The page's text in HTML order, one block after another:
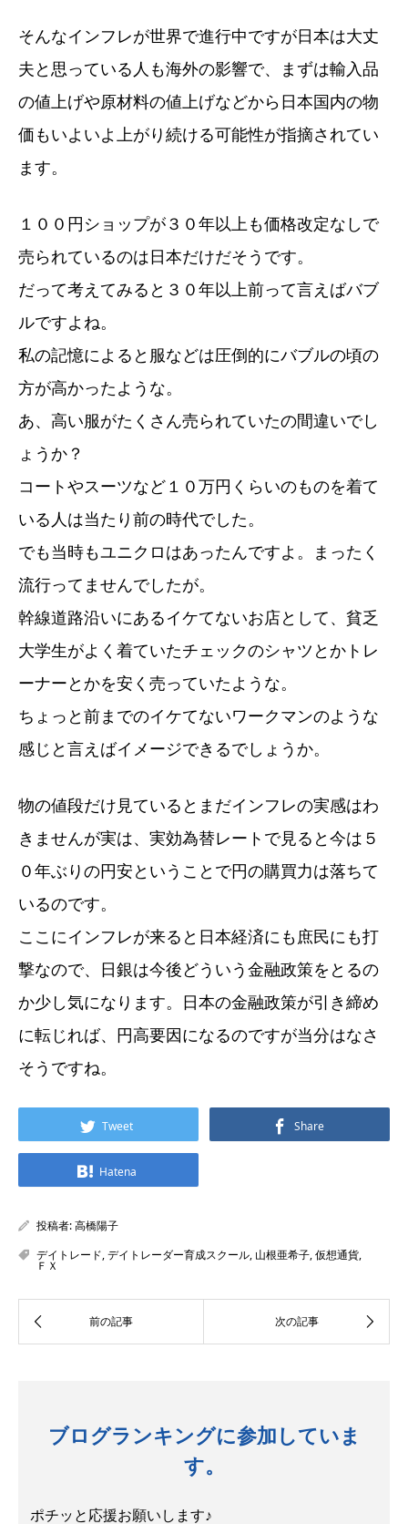
そんなインフレが世界で進行中ですが日本は大丈
夫と思っている人も海外の影響で、まずは輸入品
の値上げや原材料の値上げなどから日本国内の物
価もいよいよ上がり続ける可能性が指摘されてい
ます。
１００円ショップが３０年以上も価格改定なしで
売られているのは日本だけだそうです。
だって考えてみると３０年以上前って言えばバブ
ルですよね。
私の記憶によると服などは圧倒的にバブルの頃の
方が高かったような。
あ、高い服がたくさん売られていたの間違いでし
ょうか？
コートやスーツなど１０万円くらいのものを着て
いる人は当たり前の時代でした。
でも当時もユニクロはあったんですよ。まったく
流行ってませんでしたが。
幹線道路沿いにあるイケてないお店として、貧乏
大学生がよく着ていたチェックのシャツとかトレ
ーナーとかを安く売っていたような。
ちょっと前までのイケてないワークマンのような
感じと言えばイメージできるでしょうか。
物の値段だけ見ているとまだインフレの実感はわ
きませんが実は、実効為替レートで見ると今は５
０年ぶりの円安ということで円の購買力は落ちて
いるのです。
ここにインフレが来ると日本経済にも庶民にも打
撃なので、日銀は今後どういう金融政策をとるの
か少し気になります。日本の金融政策が引き締め
に転じれば、円高要因になるのですが当分はなさ
そうですね。
Tweet Share
Hatena
投稿者:高橋陽子
デイトレード,デイトレーダー育成スクール, 山根亜希子,仮想通貨,
ＦＸ
ブログランキングに参加していま
す。
ポチッと応援お願いします♪